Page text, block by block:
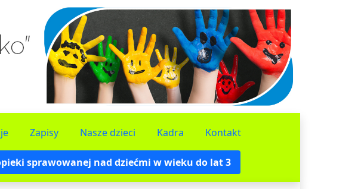
Zapisy Nasze dzieci Kadra Kontakt
sprawowanej nad dziećmi w wieku do lat 3